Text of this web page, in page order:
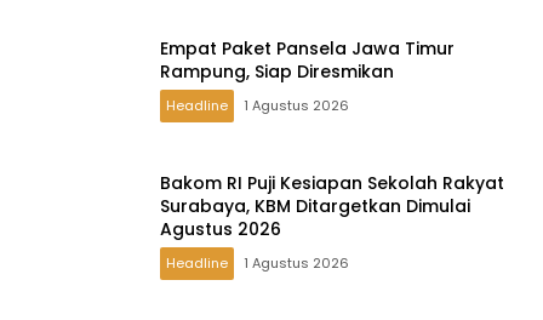
Empat Paket Pansela Jawa Timur
Rampung, Siap Diresmikan
Headline 1 Agustus 2026
Bakom RI Puji Kesiapan Sekolah Rakyat
Surabaya, KBM Ditargetkan Dimulai
Agustus 2026
Headline 1 Agustus 2026